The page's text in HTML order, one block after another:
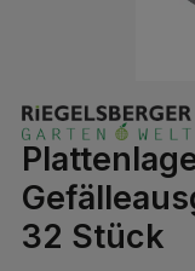
32 Stück